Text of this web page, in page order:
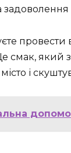
провести
смак, який
і